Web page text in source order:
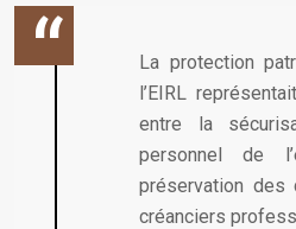
La protection
l’EIRL
entre la
personnel de
préservation
créanciers